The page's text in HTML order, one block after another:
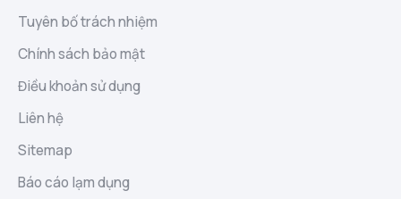
Tuyên bố trách nhiệm
Chính sách bảo mật
Điều khoản sử dụng
Liên hệ
Sitemap
Báo cáo lạm dụng